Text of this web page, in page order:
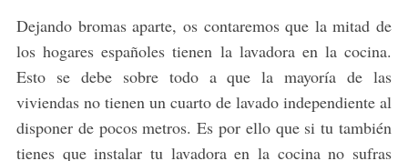
Dejando bromas aparte, os contaremos que la mitad de
los hogares españoles tienen la lavadora en la cocina.
Esto se debe sobre todo a que la mayoría de las
viviendas no tienen un cuarto de lavado independiente al
disponer de pocos metros. Es por ello que si tu también
tienes que instalar tu lavadora en la cocina no sufras